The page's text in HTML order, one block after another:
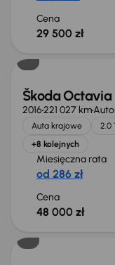
Cena
29 500 zł
Škoda Octavia
2016221 027 km
Auta krajowe 2.0
+8 kolejnych
Miesięczna rata
od 286 zł
Cena
48 000 zł
Taniej o 1 500 zł